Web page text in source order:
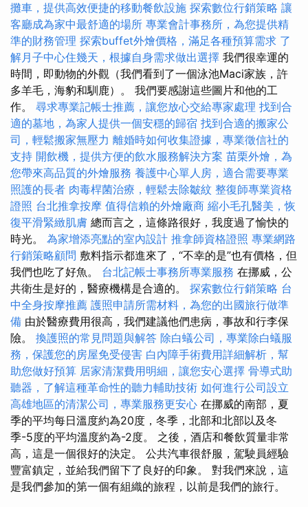
攤車，提供高效便捷的移動餐飲設施 探索數位行銷策略 讓
客廳成為家中最舒適的場所 專業會計事務所，為您提供精
準的財務管理 探索buffet外燴價格，滿足各種預算需求 了
解月子中心住幾天，根據自身需求做出選擇 我們很幸運的
時間，即動物的外觀（我們看到了一個泳池Maci家族，許
多羊毛，海豹和馴鹿）。 我們要感謝這些圖片和他的工
作。 尋求專業記帳士推薦，讓您放心交給專家處理 找到合
適的墓地，為家人提供一個安穩的歸宿 找到合適的搬家公
司，輕鬆搬家無壓力 離婚時如何收集證據，專業徵信社的
支持 開飲機，提供方便的飲水服務解決方案 苗栗外燴，為
您帶來高品質的外燴服務 養護中心單人房，適合需要專業
照護的長者 肉毒桿菌治療，輕鬆去除皺紋 整復師專業資格
證照 台北推拿按摩 值得信賴的外燴廠商 縮小毛孔醫美，恢
復平滑緊緻肌膚 總而言之，這條路很好，我度過了愉快的
時光。 為家增添亮點的室內設計 推拿師資格證照 專業網路
行銷策略顧問 敷料指示都進來了，“不幸的是”也有價格，但
我們也吃了好魚。 台北記帳士事務所專業服務 在挪威，公
共衛生是好的，醫療機構是合適的。 探索數位行銷策略 台
中全身按摩推薦 護照申請所需材料，為您的出國旅行做準
備 由於醫療費用很高，我們建議他們患病，事故和行李保
險。 換護照的常見問題與解答 除白蟻公司，專業除白蟻服
務，保護您的房屋免受侵害 白內障手術費用詳細解析，幫
助您做好預算 居家清潔費用明細，讓您安心選擇 骨導式助
聽器，了解這種革命性的聽力輔助技術 如何進行公司設立
高雄地區的清潔公司，專業服務更安心 在挪威的南部，夏
季的平均每日溫度約為20度，冬季，北部和北部以及冬
季-5度的平均溫度約為-2度。 之後，酒店和餐飲質量非常
高，這是一個很好的決定。 公共汽車很舒服，駕駛員經驗
豐富鎮定，並給我們留下了良好的印象。 對我們來說，這
是我們參加的第一個有組織的旅程，以前是我們的旅行。